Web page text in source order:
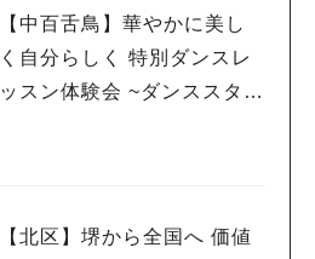
【中百舌鳥】華やかに美し
く自分らしく 特別ダンスレ
ッスン体験会 ~ダンススタジ
【北区】堺から全国へ 価値